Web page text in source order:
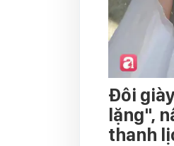
Đôi
lặng",
thanh